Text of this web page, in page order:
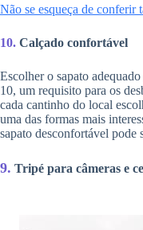
Não se esqueça de conferir
10. Calçado confortável
Escolher o sapato
10, um requisito para os
cada cantinho do local
uma das formas mais
sapato desconfortável pode
9. Tripé para câmeras e